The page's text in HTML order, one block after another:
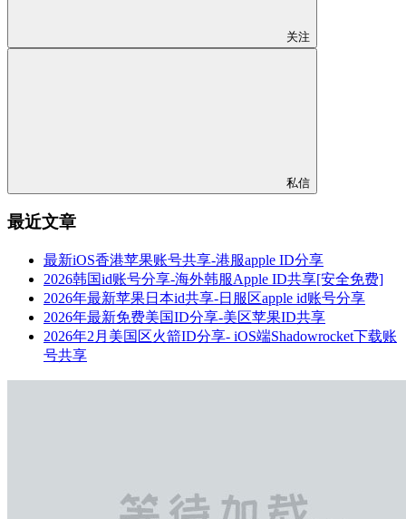
关注
私信
最近文章
最新iOS香港苹果账号共享-港服apple ID分享
2026韩国id账号分享-海外韩服Apple ID共享[安全免费]
2026年最新苹果日本id共享-日服区apple id账号分享
2026年最新免费美国ID分享-美区苹果ID共享
2026年2月美国区火箭ID分享- iOS端Shadowrocket下载账
号共享